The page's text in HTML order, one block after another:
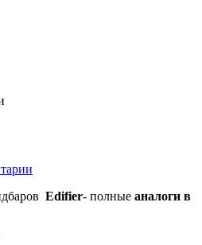
Edifier- полные аналоги в